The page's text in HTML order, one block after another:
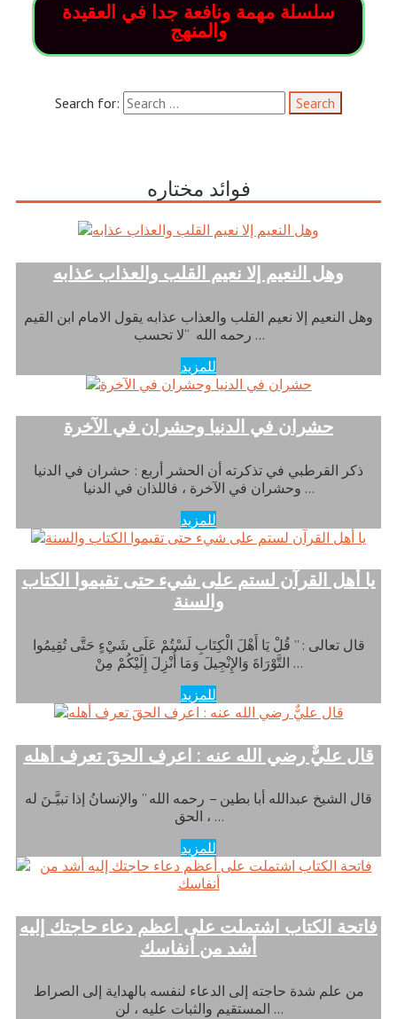
سلسلة مهمة ونافعة جدا في العقيدة
والمنهج
Search for:
فوائد مختاره
وهل النعيم إلا نعيم القلب والعذاب عذابه
وهل النعيم إلا نعيم القلب والعذاب عذابه يقول الامام ابن القيم
رحمه الله “لا تحسب …
للمزيد
حشران في الدنيا وحشران في الآخرة
ذكر القرطبي في تذكرته أن الحشر أربع : حشران في الدنيا
وحشران في الآخرة ، فاللذان في الدنيا …
للمزيد
يا أهل القرآن لستم على شيء حتى تقيموا الكتاب
والسنة
قال تعالى : ” قُلْ يَا أَهْلَ الْكِتَابِ لَسْتُمْ عَلَى شَيْءٍ حَتَّى تُقِيمُوا
التَّوْرَاةَ وَالإِنْجِيلَ وَمَا أُنْزِلَ إِلَيْكُمْ مِنْ …
للمزيد
قال عليٌّ رضي الله عنه : اعرف الحقَ تعرف أهله
قال الشيخ عبدالله أبا بطين – رحمه الله ” والإنسانُ إذا تبيَّـنَ له
الحق ، …
للمزيد
فاتحة الكتاب اشتملت على أعظم دعاء حاجتك إليه
أشد من أنفاسك
من علم شدة حاجته إلى الدعاء لنفسه بالهداية إلى الصراط
المستقيم والثبات عليه ، لن …